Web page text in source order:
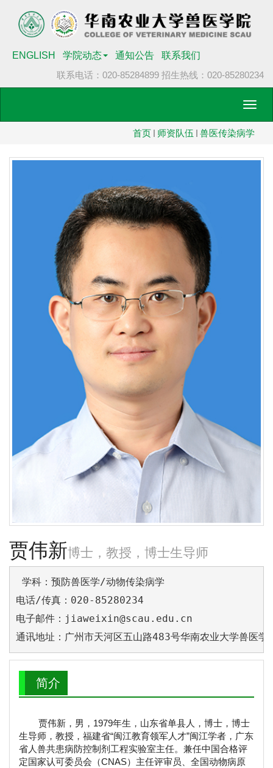
ENGLISH 学院动态 通知公告
联系我们
联系电话：020-85284899 招生热线：020-85280234
首页
师资队伍 兽医传染病学
贾伟新博士，教授，博士生导师
学科：预防兽医学/动物传染病学
电话/传真：020-85280234
电子邮件：jiaweixin@scau.edu.cn
通讯地址：广州市天河区五山路483号华南农业大学兽医学
简介
贾伟新，男，1979年生，山东省单县人，博士，博士
生导师，教授，福建省“闽江教育领军人才”闽江学者，广东
省人兽共患病防控制剂工程实验室主任。兼任中国合格评
定国家认可委员会（CNAS）主任评审员、全国动物病原